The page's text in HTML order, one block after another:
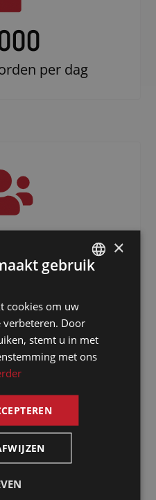
per dag
over de hele
Waarom kiezen
voor een tolk
FRENCH
×
gebruik
cookies om uw
Door
stemt u in met
met ons